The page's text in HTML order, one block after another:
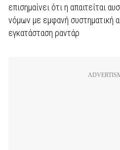
επισημαίνει ότι η απαιτείται
νόμων με εμφανή συστηματική
εγκατάσταση ραντάρ